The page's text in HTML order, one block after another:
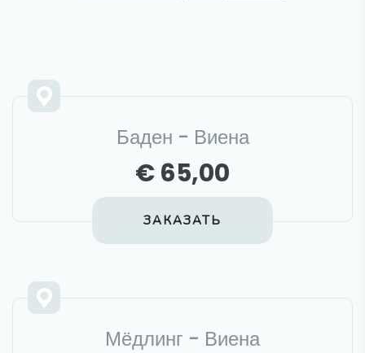
Баден - Виена
€ 65,00
ЗАКАЗАТЬ
Мёдлинг - Виена